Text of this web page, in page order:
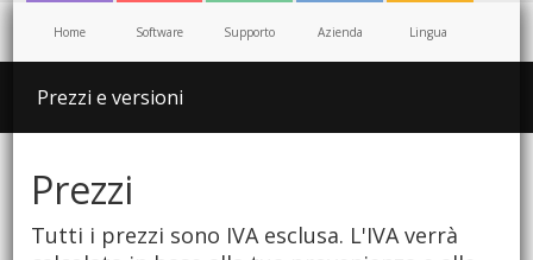
Home Software Supporto Azienda Lingua
Prezzi e versioni
Prezzi
Tutti i prezzi sono IVA esclusa. L'IVA verrà